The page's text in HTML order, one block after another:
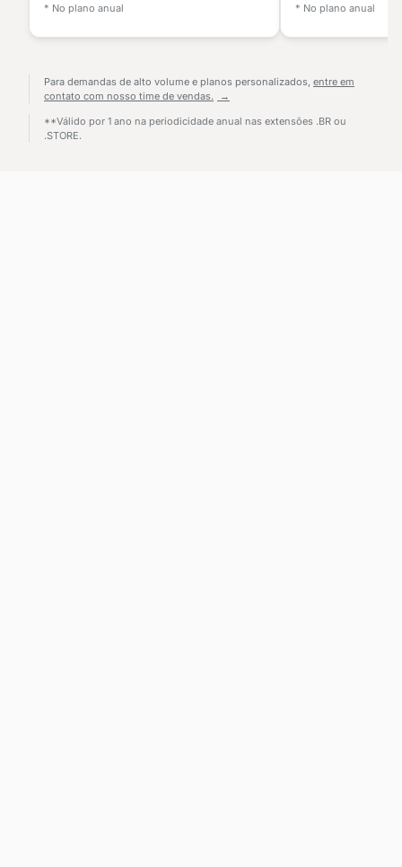
* No plano anual * No plano anual
Para demandas de alto volume e planos personalizados, entre em
contato com nosso time de vendas.
**Válido por 1 ano na periodicidade anual nas extensões .BR ou
.STORE.